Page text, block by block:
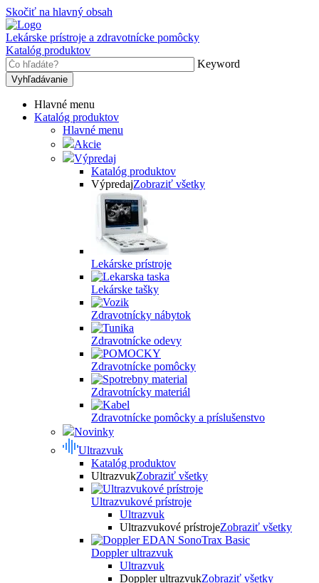
Skočiť na hlavný obsah
Lekárske prístroje a zdravotnícke pomôcky
Katalóg produktov
Keyword
Hlavné menu
Katalóg produktov
Hlavné menu
Akcie
Výpredaj
Katalóg produktov
VýpredajZobraziť všetky
Lekárske prístroje
Lekárske tašky
Zdravotnícky nábytok
Zdravotnícke odevy
Zdravotnícke pomôcky
Zdravotnícky materiál
Zdravotnícke pomôcky a príslušenstvo
Novinky
Ultrazvuk
Katalóg produktov
UltrazvukZobraziť všetky
Ultrazvukové prístroje
Ultrazvuk
Ultrazvukové prístrojeZobraziť všetky
Doppler ultrazvuk
Ultrazvuk
Doppler ultrazvukZobraziť všetky